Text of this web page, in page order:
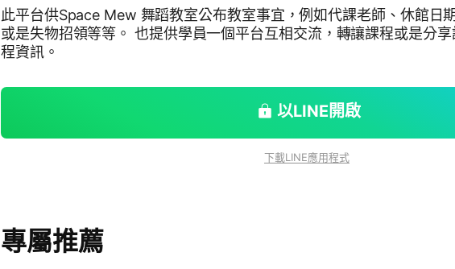
此平台供Space Mew 舞蹈教室公布教室事宜，例如代課老師、休館日期
或是失物招領等等。 也提供學員一個平台互相交流，轉讓課程或是分享
程資訊。
以LINE開啟
下載LINE應用程式
專屬推薦